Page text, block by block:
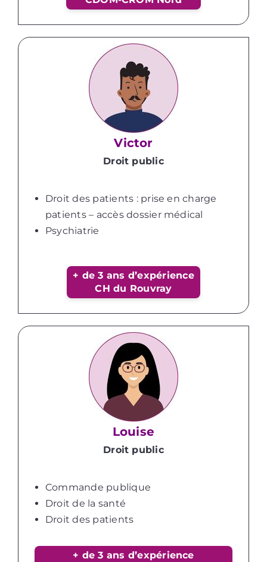
Victor
Droit public
Droit des patients : prise en charge
patients – accès dossier médical
Psychiatrie
+ de 3 ans d’expérience
CH du Rouvray
Louise
Droit public
Commande publique
Droit de la santé
Droit des patients
+ de 3 ans d’expérience